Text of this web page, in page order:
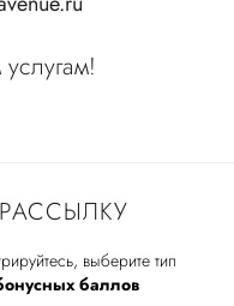
выберите тип
баллов